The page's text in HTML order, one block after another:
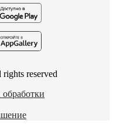
rights reserved